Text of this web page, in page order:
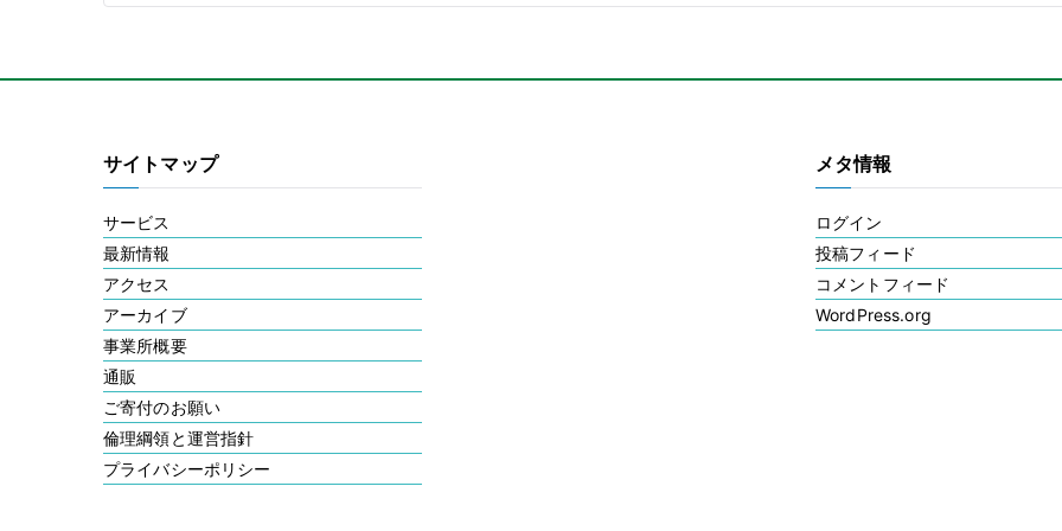
サイトマップ
サービス
最新情報
アクセス
アーカイブ
事業所概要
通販
ご寄付のお願い
倫理綱領と運営指針
プライバシーポリシー
メタ情報
ログイン
投稿フィード
コメントフィード
WordPress.org